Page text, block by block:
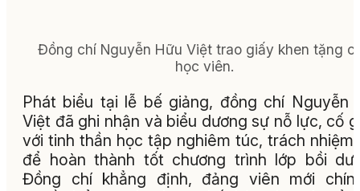
Đồng chí Nguyễn Hữu Việt trao giấy khen tặng
học viên.
Phát biểu tại lễ bế giảng, đồng chí Nguyễn
Việt đã ghi nhận và biểu dương sự nỗ lực, cố
với tinh thần học tập nghiêm túc, trách nhiệm
để hoàn thành tốt chương trình lớp bồi
Đồng chí khẳng định, đảng viên mới